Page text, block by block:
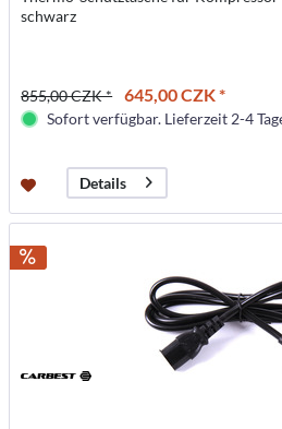
schwarz
855,00 CZK * 645,00 CZK *
Sofort verfügbar. Lieferzeit 2-4
Details